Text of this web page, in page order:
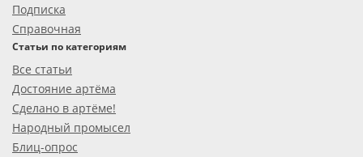
Подписка
Справочная
Статьи по категориям
Все статьи
Достояние артёма
Сделано в артёме!
Народный промысел
Блиц-опрос